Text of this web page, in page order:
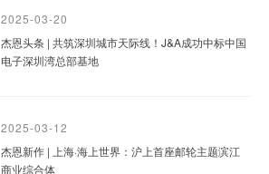
2025-03-20
杰恩头条 | 共筑深圳城市天际线！J&A成功中标中国
电子深圳湾总部基地
2025-03-12
杰恩新作 | 上海·海上世界：沪上首座邮轮主题滨江
商业综合体